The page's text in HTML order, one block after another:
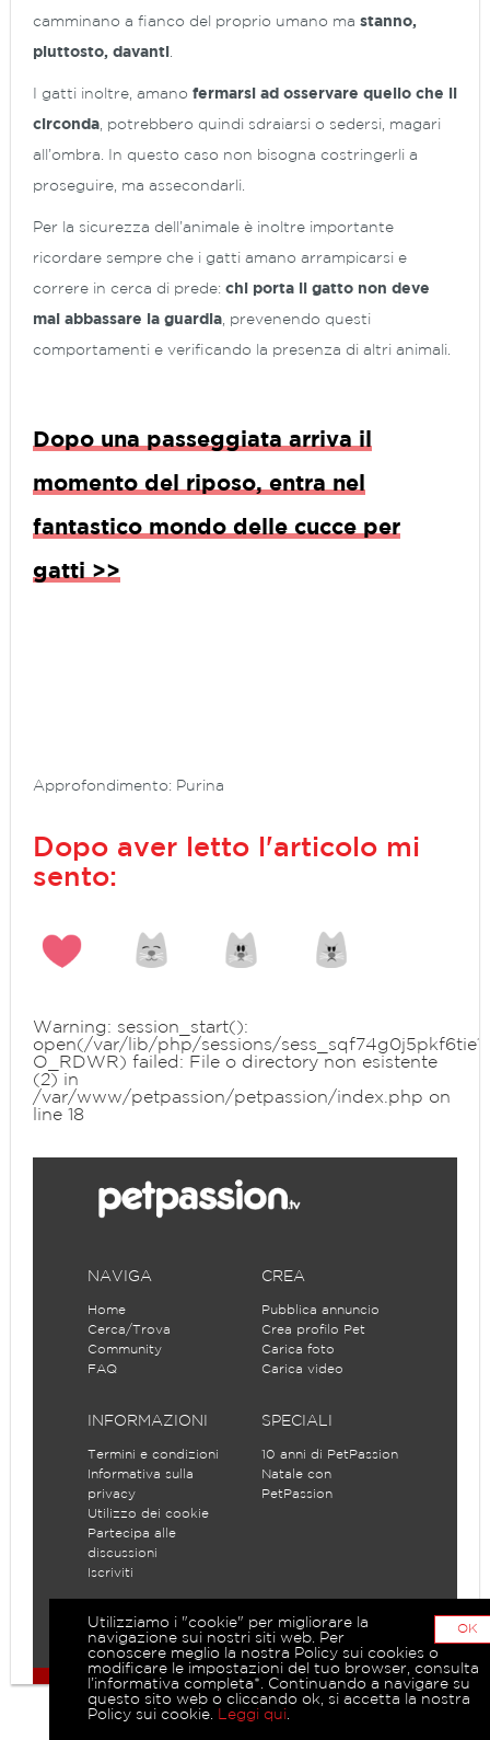
camminano a fianco del proprio umano ma stanno,
piuttosto, davanti
I gatti inoltre, amano fermarsi ad osservare quello che li
circonda , potrebbero quindi sdraiarsi o sedersi, magari
all’ombra. In questo caso non bisogna costringerli a
proseguire, ma assecondarli.
Per la sicurezza dell’animale è inoltre importante
ricordare sempre che i gatti amano arrampicarsi e
correre in cerca di prede: chi porta il gatto non deve
mai abbassare la guardia , prevenendo questi
comportamenti e verificando la presenza di altri animali.
Dopo una passeggiata arriva il
momento del riposo, entra nel
fantastico mondo delle cucce per
gatti >>
Approfondimento: Purina
Dopo aver letto l'articolo mi
sento:
Warning : session_start():
open(/var/lib/php/sessions/
O_RDWR) failed: File o directory non esistente
(2) in
/var/www/petpassion/petpassion/index.php on
line 18
NAVIGA
Home
Cerca/Trova
Community
FAQ
CREA
Pubblica annuncio
Crea profilo Pet
Carica foto
Carica video
INFORMAZIONI
Termini e condizioni
Informativa sulla
privacy
Utilizzo dei cookie
Partecipa alle
discussioni
Iscriviti
SPECIALI
10 anni di PetPassion
Natale con
PetPassion
OK
Utilizziamo i "cookie" per migliorare la
navigazione sui nostri siti web. Per
conoscere meglio la nostra Policy sui cookies o
modificare le impostazioni del tuo browser, consulta
l’informativa completa*. Continuando a navigare su
questo sito web o cliccando ok, si accetta la nostra
Policy sui cookie.
Leggi qui